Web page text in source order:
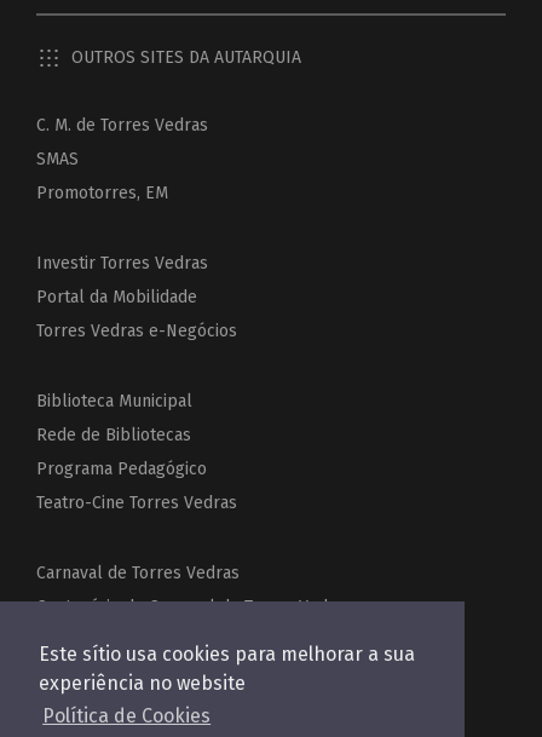
Este sítio usa cookies para melhorar a sua
experiência no website
Política de Cookies
OUTROS SITES DA AUTARQUIA
C. M. de Torres Vedras
SMAS
Promotorres, EM
Investir Torres Vedras
Portal da Mobilidade
Torres Vedras e-Negócios
Biblioteca Municipal
Rede de Bibliotecas
Programa Pedagógico
Teatro-Cine Torres Vedras
Carnaval de Torres Vedras
Centenário do Carnaval de Torres Vedras
Festas de Torres Vedras
Acordeões do Mundo